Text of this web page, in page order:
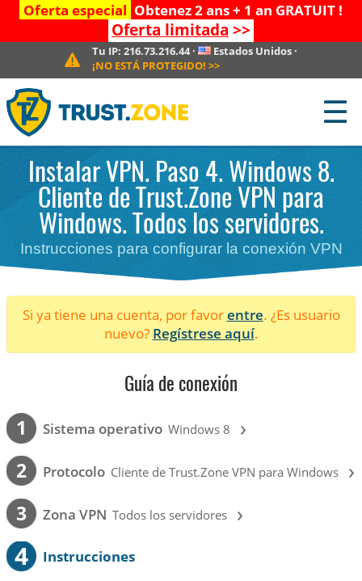
Oferta especial Obtenez 2 ans + 1 an GRATUIT !
Oferta limitada >>
Tu IP:216.73.216.44· Estados Unidos·
¡NO ESTÁ PROTEGIDO! >>
☰
Instalar VPN. Paso 4. Windows 8.
Cliente de Trust.Zone VPN para
Windows. Todos los servidores.
Instrucciones para configurar la conexión VPN
Si ya tiene una cuenta, por favorentre. ¿Es usuario
nuevo? Regístrese aquí.
Guía de conexión
1 Sistema operativo Windows 8 ›
2 Protocolo Cliente de Trust.Zone VPN para Windows ›
3 Zona VPN Todos los servidores ›
4 Instrucciones